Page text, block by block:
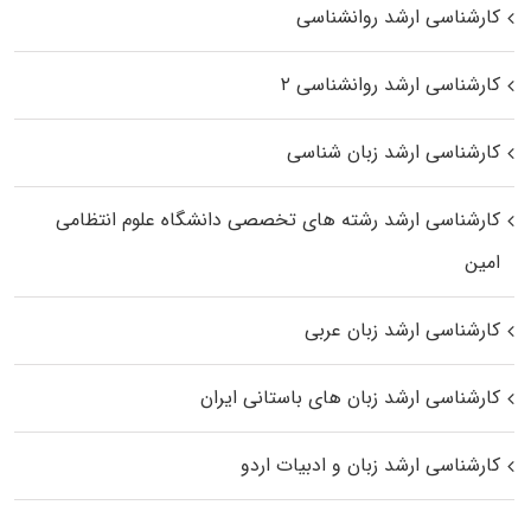
کارشناسی ارشد روانشناسی
کارشناسی ارشد روانشناسی ۲
کارشناسی ارشد زبان شناسی
کارشناسی ارشد رﺷﺘﻪ ﻫﺎی تخصصی داﻧﺸﮕﺎه ﻋﻠﻮم انتظامی
اﻣﻴﻦ
کارشناسی ارشد زبان عربی
کارشناسی ارشد زبان‌ های باستانی ایران
کارشناسی ارشد زبان و ادبیات اردو